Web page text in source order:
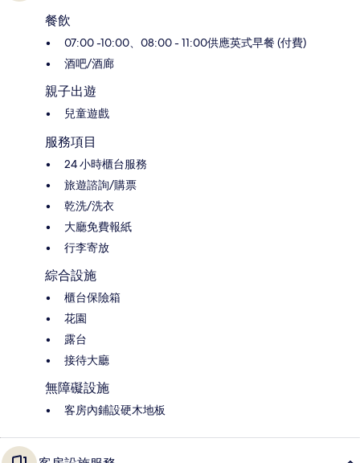
餐飲
07:00 -10:00、08:00 - 11:00供應英式早餐 (付費)
酒吧/酒廊
親子出遊
兒童遊戲
服務項目
24 小時櫃台服務
旅遊諮詢/購票
乾洗/洗衣
大廳免費報紙
行李寄放
綜合設施
櫃台保險箱
花園
露台
接待大廳
無障礙設施
客房內鋪設硬木地板